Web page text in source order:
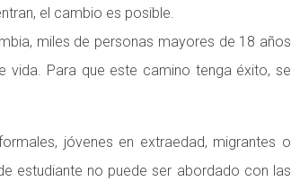
el cambio es posible.
miles de personas mayores de 18 años
vida. Para que este camino tenga éxito, se
jóvenes en extraedad, migrantes o
estudiante no puede ser abordado con las